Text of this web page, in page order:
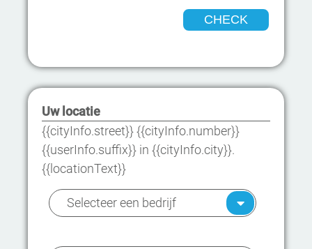
CHECK
Uw locatie
{{cityInfo.street}} {{cityInfo.number}}
{{userInfo.suffix}} in {{cityInfo.city}}.
{{locationText}}